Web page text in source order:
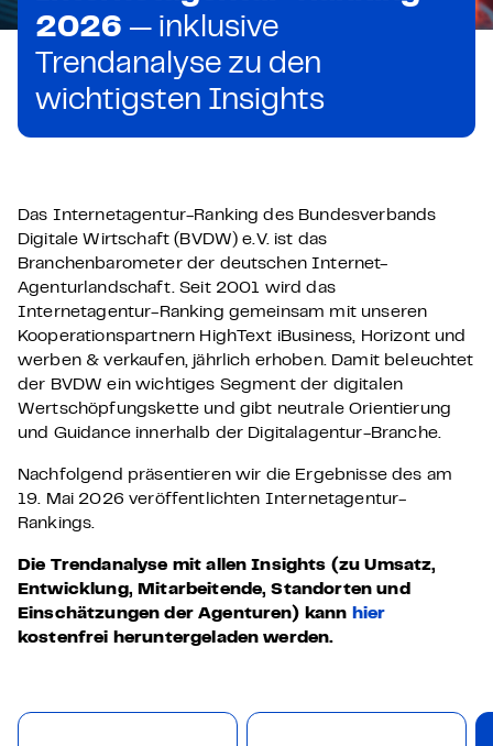
2026 — inklusive
Trendanalyse zu den
wichtigsten Insights
Das Internetagentur-Ranking des Bundesverbands
Digitale Wirtschaft (BVDW) e.V. ist das
Branchenbarometer der deutschen Internet-
Agenturlandschaft. Seit 2001 wird das
Internetagentur-Ranking gemeinsam mit unseren
Kooperationspartnern HighText iBusiness, Horizont und
werben & verkaufen, jährlich erhoben. Damit beleuchtet
der BVDW ein wichtiges Segment der digitalen
Wertschöpfungskette und gibt neutrale Orientierung
und Guidance innerhalb der Digitalagentur-Branche.
Nachfolgend präsentieren wir die Ergebnisse des am
19. Mai 2026 veröffentlichten Internetagentur-
Rankings.
Die Trendanalyse mit allen Insights (zu Umsatz,
Entwicklung, Mitarbeitende, Standorten und
Einschätzungen der Agenturen) kann hier
kostenfrei heruntergeladen werden.